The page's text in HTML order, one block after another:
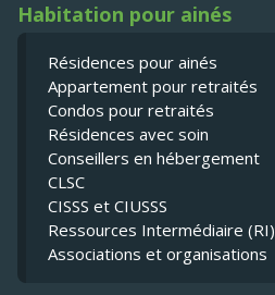
Habitation pour ainés
Résidences pour ainés
Appartement pour retraités
Condos pour retraités
Résidences avec soin
Conseillers en hébergement
CLSC
CISSS et CIUSSS
Ressources Intermédiaire (RI)
Associations et organisations